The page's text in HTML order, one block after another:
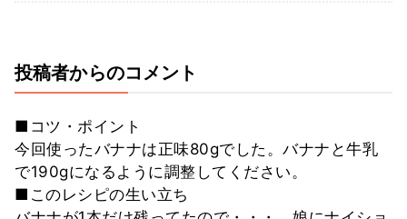
投稿者からのコメント
■コツ・ポイント
今回使ったバナナは正味80gでした。バナナと牛乳
で190gになるように調整してください。
■このレシピの生い立ち